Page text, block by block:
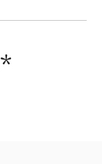
*